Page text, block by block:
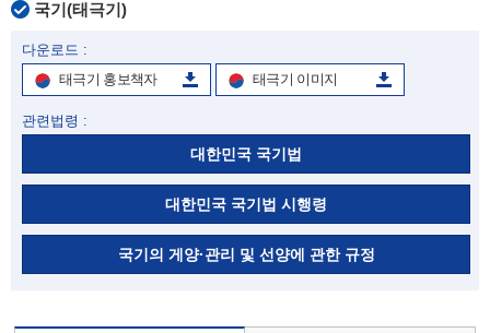
국기(태극기)
다운로드 :
태극기 홍보책자
태극기 이미지
관련법령 :
대한민국 국기법
대한민국 국기법 시행령
국기의 게양·관리 및 선양에 관한 규정